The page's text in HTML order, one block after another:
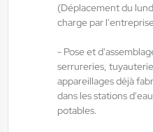
(Déplacement du
charge par
- Pose et
serrureries,
appareillages déjà
dans les stations
potables.
ANTILOPE RH
Technicien de
H/F/X
Rambervillers , France
Interim